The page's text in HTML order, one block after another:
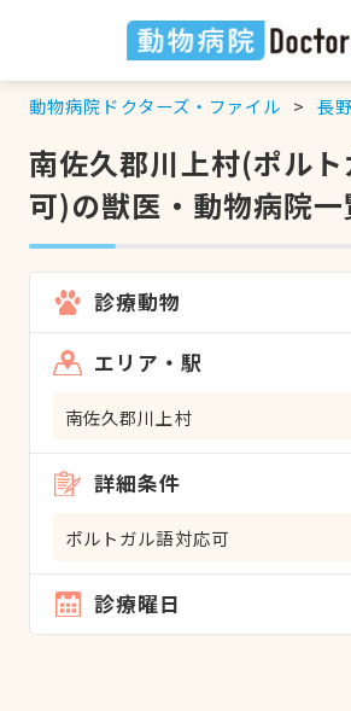
動物病院ドクターズ・ファイル 長
南佐久郡川上村(ポル
可)の獣医・動物病院一
診療動物
エリア・駅
南佐久郡川上村
詳細条件
ポルトガル語対応可
診療曜日